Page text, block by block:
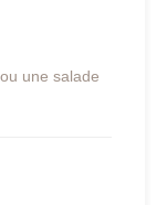
ou une salade